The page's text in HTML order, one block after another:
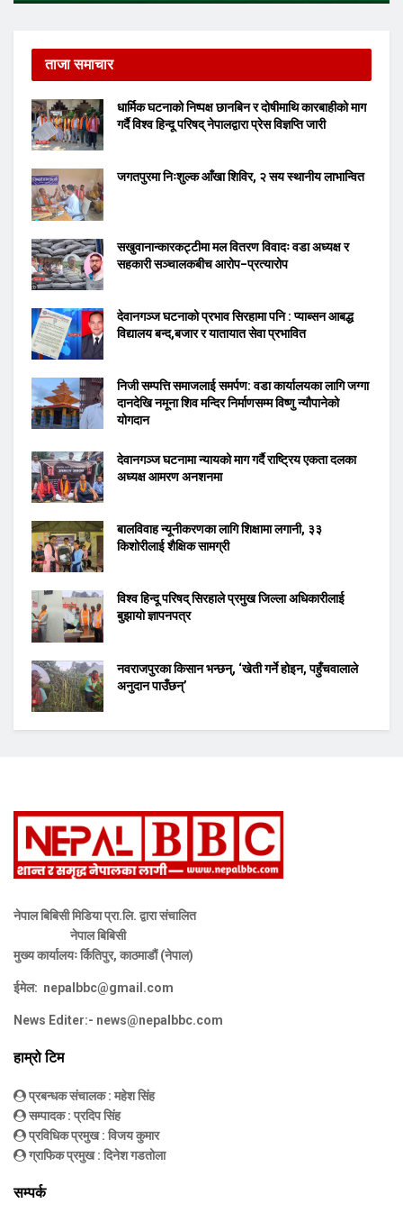
ताजा समाचार
धार्मिक घटनाको निष्पक्ष छानबिन र दोषीमाथि कारबाहीको माग
गर्दै विश्व हिन्दू परिषद् नेपालद्वारा प्रेस विज्ञप्ति जारी
जगतपुरमा निःशुल्क आँखा शिविर, २ सय स्थानीय लाभान्वित
सखुवानान्कारकट्टीमा मल वितरण विवादः वडा अध्यक्ष र
सहकारी सञ्चालकबीच आरोप–प्रत्यारोप
देवानगञ्ज घटनाको प्रभाव सिरहामा पनि : प्याब्सन आबद्ध
विद्यालय बन्द,बजार र यातायात सेवा प्रभावित
निजी सम्पत्ति समाजलाई समर्पण: वडा कार्यालयका लागि जग्गा
दानदेखि नमूना शिव मन्दिर निर्माणसम्म विष्णु न्यौपानेको
योगदान
देवानगञ्ज घटनामा न्यायको माग गर्दै राष्ट्रिय एकता दलका
अध्यक्ष आमरण अनशनमा
बालविवाह न्यूनीकरणका लागि शिक्षामा लगानी, ३३
किशोरीलाई शैक्षिक सामग्री
विश्व हिन्दू परिषद् सिरहाले प्रमुख जिल्ला अधिकारीलाई
बुझायो ज्ञापनपत्र
नवराजपुरका किसान भन्छन्, ‘खेती गर्ने होइन, पहुँचवालाले
अनुदान पाउँछन्’
नेपाल बिबिसी मिडिया प्रा.लि. द्वारा संचालित
नेपाल बिबिसी
मुख्य कार्यालयः र्कितिपुर, काठमाडौं (नेपाल)
ईमेल: nepalbbc@gmail.com
News Editer:- news@nepalbbc.com
हाम्रो टिम
प्रबन्धक संचालक: महेश सिंह
सम्पादक: प्रदिप सिंह
प्रविधिक प्रमुख: विजय कुमार
ग्राफिक प्रमुख: दिनेश गडतोला
सम्पर्क